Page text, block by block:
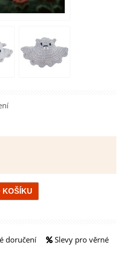
doručení Slevy pro věrné